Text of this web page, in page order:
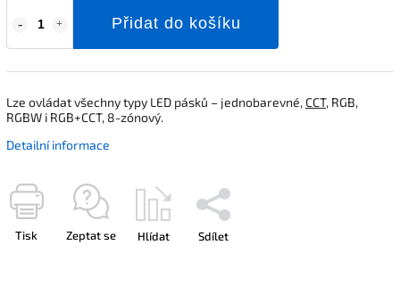
Přidat do košíku
Lze ovládat všechny typy LED pásků – jednobarevné,CCT, RGB,
RGBW i RGB+CCT, 8-zónový.
Detailní informace
Tisk Zeptat se Hlídat Sdílet